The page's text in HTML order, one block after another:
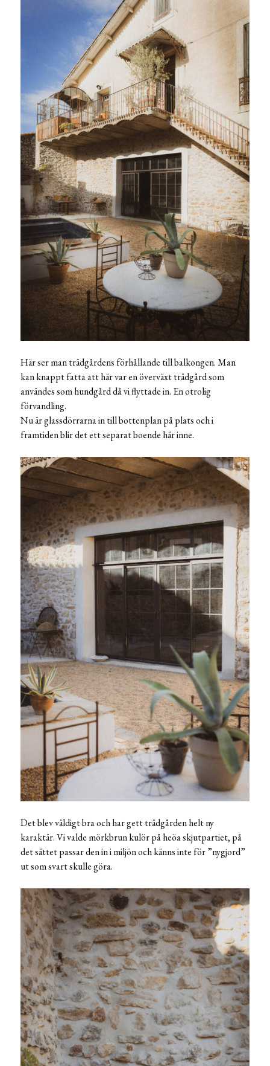
Här ser man trädgårdens förhållande till balkongen. Man
kan knappt fatta att här var en överväxt trädgård som
användes som hundgård då vi flyttade in. En otrolig
förvandling.
Nu är glassdörrarna in till bottenplan på plats och i
framtiden blir det ett separat boende här inne.
Det blev väldigt bra och har gett trädgården helt ny
karaktär. Vi valde mörkbrun kulör på heöa skjutpartiet, på
det sättet passar den in i miljön och känns inte för ”nygjord”
ut som svart skulle göra.